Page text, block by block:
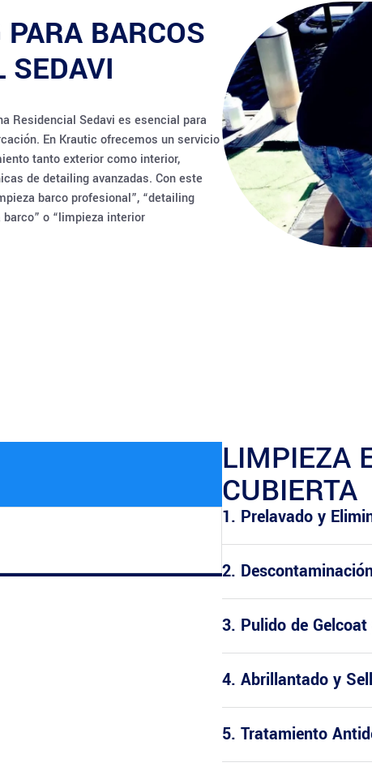
BARCOS
SEDAVI
Residencial Sedavi es esencial para
En Krautic ofrecemos un servicio
tanto exterior como interior,
de detailing avanzadas. Con este
barco profesional”, “detailing
o “limpieza interior
LIMPIEZA
CUBIERTA
1. Prelavado y
2.
3. Pulido de
4. Abrillantado y
5. Tratamiento